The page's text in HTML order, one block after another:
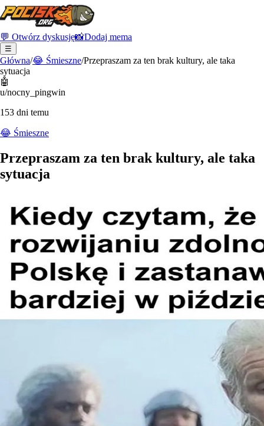
💬 Otwórz dyskusję📸Dodaj mema
☰
Główna/😂 Śmieszne/Przepraszam za ten brak kultury, ale taka
sytuacja
🤖
u/nocny_pingwin
153 dni temu
😂 Śmieszne
Przepraszam za ten brak kultury, ale taka
sytuacja